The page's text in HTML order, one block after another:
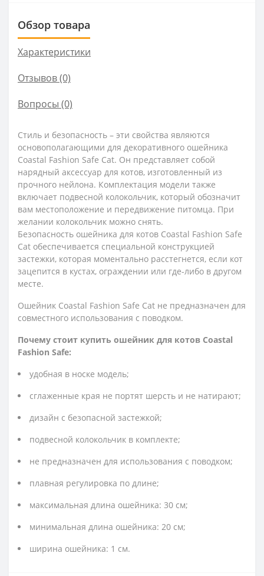
Обзор товара
Характеристики
Отзывов (0)
Вопросы (0)
Стиль и безопасность – эти свойства являются
основополагающими для декоративного ошейника
Coastal Fashion Safe Cat. Он представляет собой
нарядный аксессуар для котов, изготовленный из
прочного нейлона. Комплектация модели также
включает подвесной колокольчик, который обозначит
вам местоположение и передвижение питомца. При
желании колокольчик можно снять.
Безопасность ошейника для котов Coastal Fashion Safe
Cat обеспечивается специальной конструкцией
застежки, которая моментально расстегнется, если кот
зацепится в кустах, ограждении или где-либо в другом
месте.
Ошейник Coastal Fashion Safe Cat не предназначен для
совместного использования с поводком.
Почему стоит купить ошейник для котов Coastal
Fashion Safe:
удобная в носке модель;
сглаженные края не портят шерсть и не натирают;
дизайн с безопасной застежкой;
подвесной колокольчик в комплекте;
не предназначен для использования с поводком;
плавная регулировка по длине;
максимальная длина ошейника: 30 см;
минимальная длина ошейника: 20 см;
ширина ошейника: 1 см.